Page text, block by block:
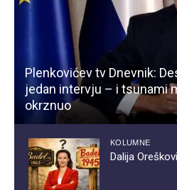
Plenkovićev tv Dnevnik:
jedan intervju – i tsunami
okrznuo
KOLUMNE
Dalija